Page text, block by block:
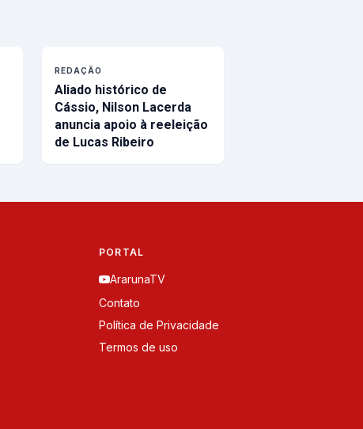
REDAÇÃO
Aliado histórico de
Cássio, Nilson Lacerda
anuncia apoio à reeleição
de Lucas Ribeiro
PORTAL
ArarunaTV
Contato
Política de Privacidade
Termos de uso